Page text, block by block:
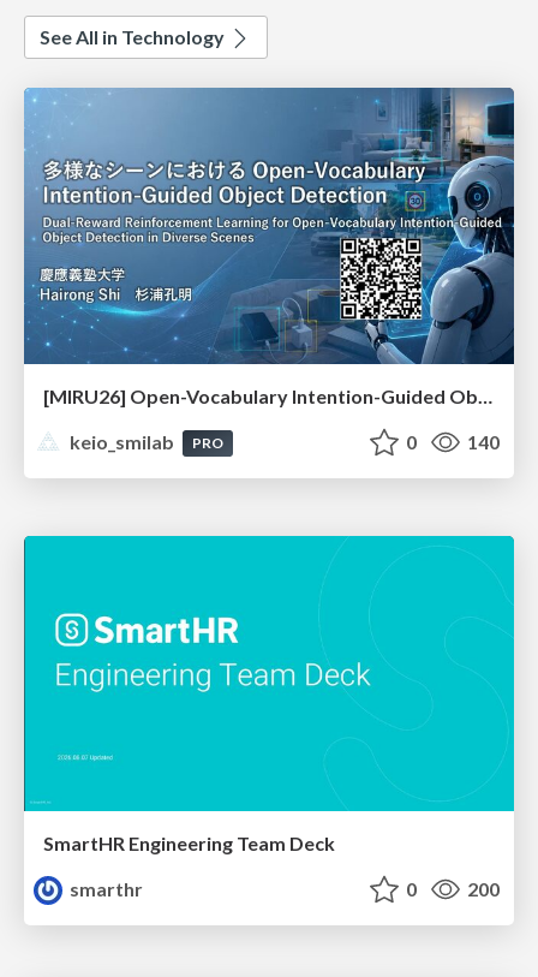
See All in Technology
keio_smilab
PRO 0 140
SmartHR Engineering Team Deck
smarthr
0 200